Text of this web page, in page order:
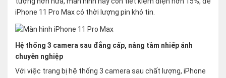
iPhone 11 Pro Max có thời lượng pin khó tin.
Hệ thống 3 camera sau đẳng cấp, nâng tầm nhiếp ảnh
chuyên nghiệp
Với việc trang bị hệ thống 3 camera sau chất lượng, iPhone